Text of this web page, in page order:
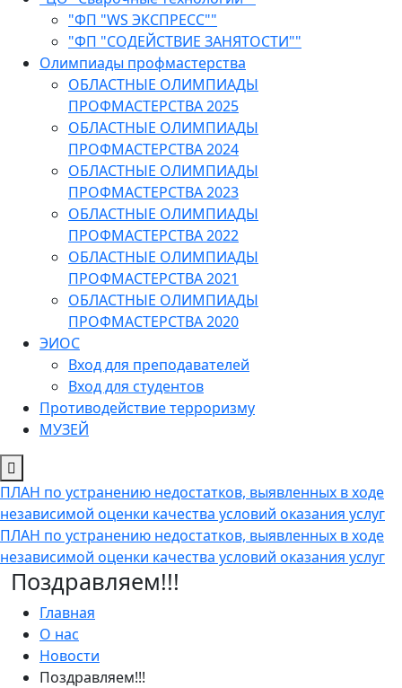
"ФП "WS ЭКСПРЕСС""
"ФП "СОДЕЙСТВИЕ ЗАНЯТОСТИ""
Олимпиады профмастерства
ОБЛАСТНЫЕ ОЛИМПИАДЫ
ПРОФМАСТЕРСТВА 2025
ОБЛАСТНЫЕ ОЛИМПИАДЫ
ПРОФМАСТЕРСТВА 2024
ОБЛАСТНЫЕ ОЛИМПИАДЫ
ПРОФМАСТЕРСТВА 2023
ОБЛАСТНЫЕ ОЛИМПИАДЫ
ПРОФМАСТЕРСТВА 2022
ОБЛАСТНЫЕ ОЛИМПИАДЫ
ПРОФМАСТЕРСТВА 2021
ОБЛАСТНЫЕ ОЛИМПИАДЫ
ПРОФМАСТЕРСТВА 2020
ЭИОС
Вход для преподавателей
Вход для студентов
Противодействие терроризму
МУЗЕЙ
ПЛАН по устранению недостатков, выявленных в ходе
независимой оценки качества условий оказания услуг
ПЛАН по устранению недостатков, выявленных в ходе
независимой оценки качества условий оказания услуг
Поздравляем!!!
Главная
О нас
Новости
Поздравляем!!!